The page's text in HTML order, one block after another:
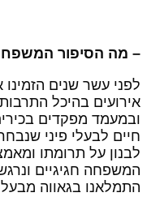
מה הסיפור
עשר שנים הזמינו
בהיכל
מפקדים
לבעלי פיני
על תרומתו
חגיגיים
בגאווה מבעלי